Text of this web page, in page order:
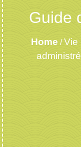
Guide
Home /Vie